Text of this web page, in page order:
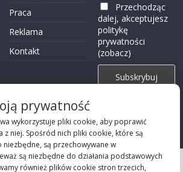
Praca
Reklama
Kontakt
Przechodząc
dalej, akceptujesz
politykę
prywatności
(zobacz)
strony
prywatność
wykorzystuje pliki cookie, aby poprawić
z niej. Spośród nich pliki cookie, które są
niezbędne, są przechowywane w
są niezbędne do działania podstawowych
również plików cookie stron trzecich,